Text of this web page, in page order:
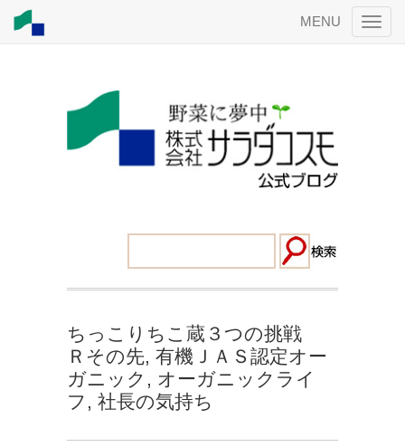
MENU
ちっこりちこ蔵３つの挑戦
Ｒその先, 有機ＪＡＳ認定オー
ガニック , オーガニックライ
フ , 社長の気持ち